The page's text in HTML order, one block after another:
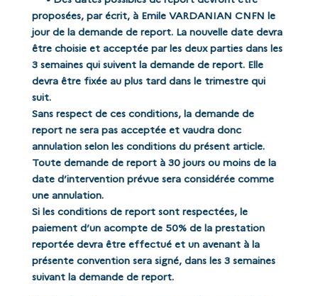
proposées, par écrit, à Emile VARDANIAN CNFN le
jour de la demande de report. La nouvelle date devra
être choisie et acceptée par les deux parties dans les
3 semaines qui suivent la demande de report. Elle
devra être fixée au plus tard dans le trimestre qui
suit.
Sans respect de ces conditions, la demande de
report ne sera pas acceptée et vaudra donc
annulation selon les conditions du présent article.
Toute demande de report à 30 jours ou moins de la
date d’intervention prévue sera considérée comme
une annulation.
Si les conditions de report sont respectées, le
paiement d’un acompte de 50% de la prestation
reportée devra être effectué et un avenant à la
présente convention sera signé, dans les 3 semaines
suivant la demande de report.